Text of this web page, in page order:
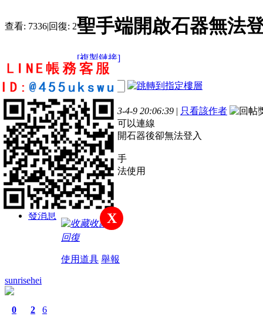
查看: 7336|回復: 2聖手端開啟石器無法
[複製鏈接]
tachunisme
1
主題
1
帖子積分
新手上路
積分
5
發消息
電梯直達
樓主
發表於 2023-4-9 20:06:39 | 只看該作者
用石器主程式可以連線
但以聖手端打開石器後卻無法登入
想重新安裝聖手
論壇載點卻無法使用
懇請協助
收藏
回復
使用道具 舉報
sunrisehei
0 2 6
X